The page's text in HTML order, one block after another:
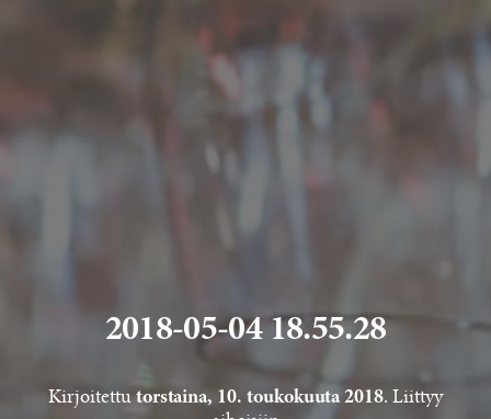
2018-05-04 18.55.28
Kirjoitettutorstaina, 10. toukokuuta 2018. Liittyy